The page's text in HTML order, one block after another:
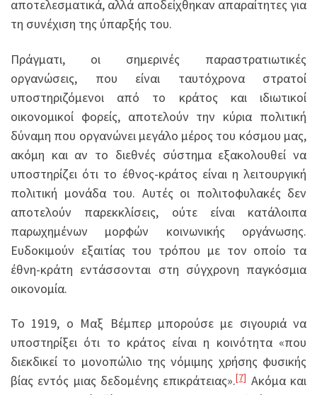
αποτελεσματικά, αλλά αποδείχθηκαν απαραίτητες για
τη συνέχιση της ύπαρξής του.
Πράγματι, οι σημερινές παραστρατιωτικές
οργανώσεις, που είναι ταυτόχρονα στρατοί
υποστηριζόμενοι από το κράτος και ιδιωτικοί
οικονομικοί φορείς, αποτελούν την κύρια πολιτική
δύναμη που οργανώνει μεγάλο μέρος του κόσμου μας,
ακόμη και αν το διεθνές σύστημα εξακολουθεί να
υποστηρίζει ότι το έθνος-κράτος είναι η λειτουργική
πολιτική μονάδα του. Αυτές οι πολιτοφυλακές δεν
αποτελούν παρεκκλίσεις, ούτε είναι κατάλοιπα
παρωχημένων μορφών κοινωνικής οργάνωσης.
Ευδοκιμούν εξαιτίας του τρόπου με τον οποίο τα
έθνη-κράτη εντάσσονται στη σύγχρονη παγκόσμια
οικονομία.
Το 1919, ο Μαξ Βέμπερ μπορούσε με σιγουριά να
υποστηρίξει ότι το κράτος είναι η κοινότητα «που
διεκδικεί το μονοπώλιο της νόμιμης χρήσης φυσικής
βίας εντός μιας δεδομένης επικράτειας».[7] Ακόμα και